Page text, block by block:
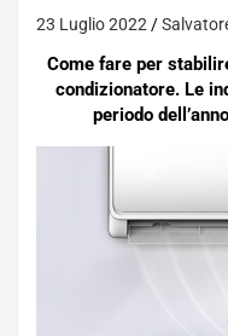
23 Luglio 2022
Come fare per
condizionatore. Le
periodo